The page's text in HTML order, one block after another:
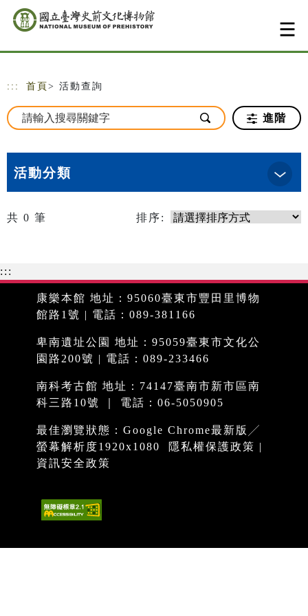
跳到主要內容
網站導覽
::: 首頁 > 活動查詢
進階
活動分類
共 0 筆 排序:
:::
康樂本館 地址：95060臺東市豐田里博物
館路1號 | 電話：089-381166
卑南遺址公園 地址：95059臺東市文化公
園路200號 | 電話：089-233466
南科考古館 地址：74147臺南市新市區南
科三路10號 ｜ 電話：06-5050905
最佳瀏覽狀態：Google Chrome最新版╱
螢幕解析度1920x1080
隱私權保護政策 |
資訊安全政策